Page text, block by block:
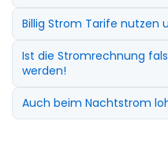
Billig Strom Tarife nutzen
Ist die Stromrechnung
werden!
Auch beim Nachtstrom